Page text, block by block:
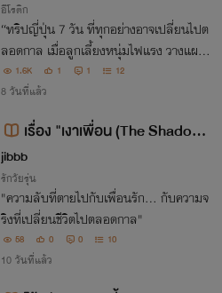
อีโรติก
“ทริปญี่ปุ่น 7 วัน ที่ทุกอย่างอาจเปลี่ยนไปต
ลอดกาล เมื่อลูกเลี้ยงหนุ่มไฟแรง วางแผนค
รอบครองหัวใจและความใกล้ชิดของแม่เลี้ยง
สาวสวย โดยที่พ่อไม่รู้เรื่อง... ความปรารถน
าที่ถูกกดไว้จะระเบิดออกมา
1.6K 1 1 12
8 วันที่แล้ว
เรื่อง "เงาเพื่อน (The Shadow
of Us)"
jibbb
รักวัยรุ่น
"ความลับที่ตายไปกับเพื่อนรัก... กับความจ
ริงที่เปลี่ยนชีวิตไปตลอดกาล"
58 0 0 10
10 วันที่แล้ว